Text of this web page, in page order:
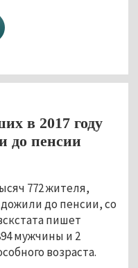
в 2017 году
до пенсии
772 жителя,
до пенсии, со
пишет
мужчины и 2
возраста.